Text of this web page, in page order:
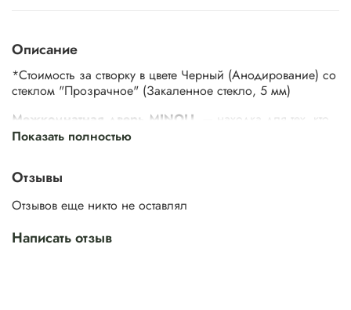
Описание
*Стоимость за створку в цвете Черный (Анодирование) со
стеклом "Прозрачное" (Закаленное стекло, 5 мм)
Межкомнатная дверь MINOLI
— находка для тех, кто
ценит стильный, функциональный интерьер с
проникает в комнату. Это оживляет интерьер и улучшает
атмосферу в помещении.
Показать полностью
Отзывы
Отзывов еще никто не оставлял
Написать отзыв